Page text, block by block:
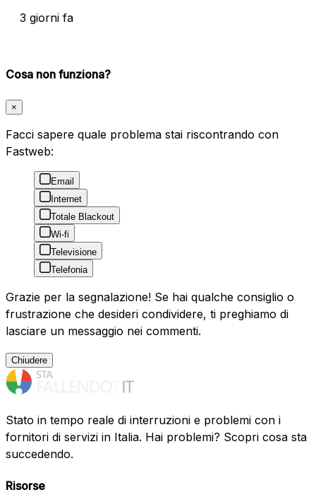
3 giorni fa
Cosa non funziona?
×
Facci sapere quale problema stai riscontrando con
Fastweb:
Email
Internet
Totale Blackout
Wi-fi
Televisione
Telefonia
Grazie per la segnalazione! Se hai qualche consiglio o
frustrazione che desideri condividere, ti preghiamo di
lasciare un messaggio nei commenti.
Chiudere
Stato in tempo reale di interruzioni e problemi con i
fornitori di servizi in Italia. Hai problemi? Scopri cosa sta
succedendo.
Risorse